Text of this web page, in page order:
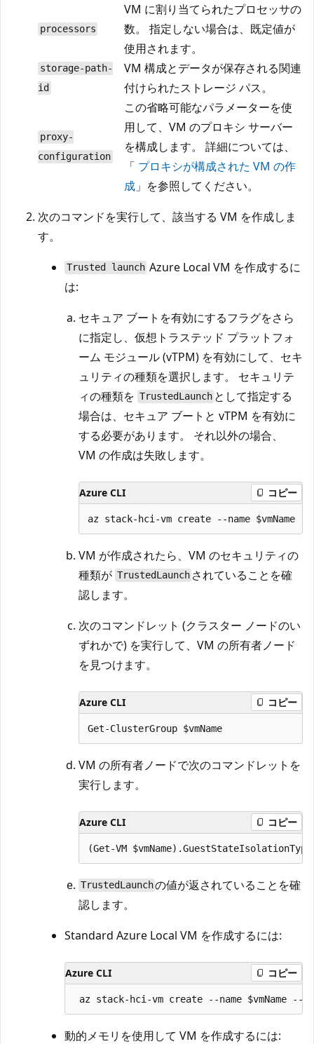
processors
VM に割り当てられたプロセッサの
数。 指定しない場合は、既定値が
使用されます。
storage-path-
id
VM 構成とデータが保存される関連
付けられたストレージ パス。
proxy-
configuration
この省略可能なパラメーターを使
用して、VM のプロキシ サーバー
を構成します。 詳細については、
「 プロキシが構成された VM の作
成 」を参照してください。
次のコマンドを実行して、該当する VM を作成しま
す。
Trusted launch Azure Local VM を作成するに
は:
セキュア ブートを有効にするフラグをさら
に指定し、仮想トラステッド プラットフォ
ーム モジュール (vTPM) を有効にして、セキ
ュリティの種類を選択します。 セキュリテ
ィの種類を TrustedLaunch として指定する
場合は、セキュア ブートと vTPM を有効に
する必要があります。 それ以外の場合、
VM の作成は失敗します。
Azure CLI コピー
VM が作成されたら、VM のセキュリティの
種類が TrustedLaunch されていることを確
認します。
次のコマンドレット (クラスター ノードのい
ずれかで) を実行して、VM の所有者ノード
を見つけます。
Azure CLI コピー
VM の所有者ノードで次のコマンドレットを
実行します。
Azure CLI コピー
TrustedLaunchの値が返されていることを確
認します。
Standard Azure Local VM を作成するには:
Azure CLI コピー
動的メモリを使用して VM を作成するには: